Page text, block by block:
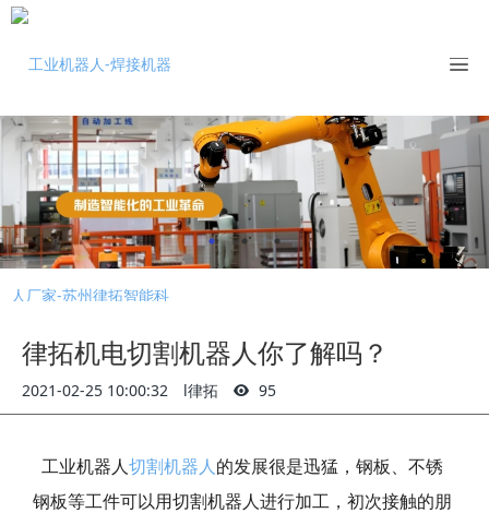
律拓机电切割机器人你了解吗？
2021-02-25 10:00:32 l律拓 95
工业机器人 切割机器人 的发展很是迅猛，钢板、不锈
钢板等工件可以用切割机器人进行加工，初次接触的朋